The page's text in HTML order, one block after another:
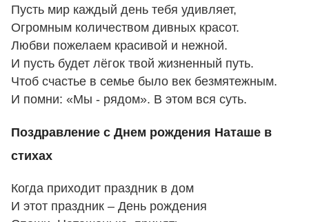
Пусть мир каждый день тебя удивляет,
Огромным количеством дивных красот.
Любви пожелаем красивой и нежной.
И пусть будет лёгок твой жизненный путь.
Чтоб счастье в семье было век безмятежным.
И помни: «Мы - рядом». В этом вся суть.
Поздравление с Днем рождения Наташе в
стихах
Когда приходит праздник в дом
И этот праздник – День рождения